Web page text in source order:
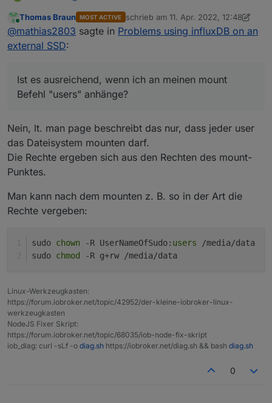
Ist es ausreichend, wenn ich an meinen mount
Befehl "users" anhänge?
Zugriffsrechte auf die Platte hat?
Online
Thomas Braun MOST ACTIVE schrieb am 11. Apr. 2022, 12:48
zuletzt editiert von Thomas Braun
@mathias2803 sagte in Problems using influxDB on an
external SSD:
Ist es ausreichend, wenn ich an meinen mount
Befehl "users" anhänge?
Nein, lt. man page beschreibt das nur, dass jeder user
das Dateisystem mounten darf.
Die Rechte ergeben sich aus den Rechten des mount-
Punktes.
Man kann nach dem mounten z. B. so in der Art die
Rechte vergeben:
sudo chown -R UserNameOfSudo: users /media/data
sudo chmod -R g+rw /media/data
Linux-Werkzeugkasten:
https://forum.iobroker.net/topic/42952/der-kleine-iobroker-linux-
werkzeugkasten
NodeJS Fixer Skript:
https://forum.iobroker.net/topic/68035/iob-node-fix-skript
iob_diag: curl -sLf -o diag.sh https://iobroker.net/diag.sh && bash diag.sh
0